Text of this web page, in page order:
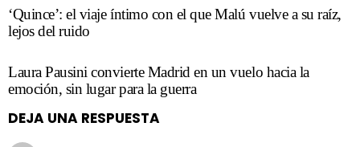
‘Quince’: el viaje íntimo con el que Malú vuelve a su raíz,
lejos del ruido
Laura Pausini convierte Madrid en un vuelo hacia la
emoción, sin lugar para la guerra
DEJA UNA RESPUESTA